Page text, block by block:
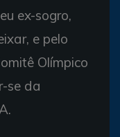
ex-sogro,
e pelo
Olímpico
se da